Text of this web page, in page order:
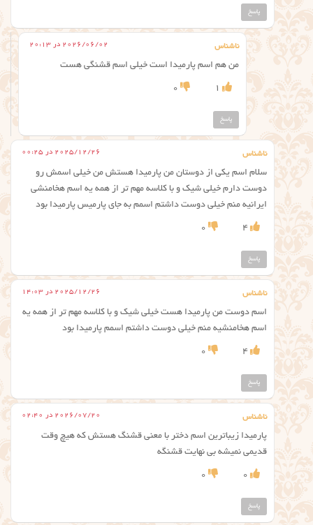
پاسخ
ناشناس 2026/06/02 در 20:13
من هم اسم پارمیدا است خیلی اسم قشنگی هست
1
0
پاسخ
ناشناس 2025/12/26 در 00:25
سلام اسم یکی از دوستان من پارمیدا هستش من خیلی اسمش رو
دوست دارم خیلی شیک و با کلاسه مهم تر از همه یه اسم هخامنشی
ایرانیه منم خیلی دوست داشتم اسمم به جای پارمیس پارمیدا بود
4
0
پاسخ
ناشناس 2025/12/26 در 14:03
اسم دوست من پارمیدا هست خیلی شیک و با کلاسه مهم تر از همه یه
اسم هخامنشیه منم خیلی دوست داشتم اسمم پارمیدا بود
4
0
پاسخ
ناشناس 2026/07/20 در 02:40
پارمیدا زیباترین اسم دختر با معنی قشنگ هستش که هیچ وقت
قدیمی نمیشه بی نهایت قشنگه
0
0
پاسخ